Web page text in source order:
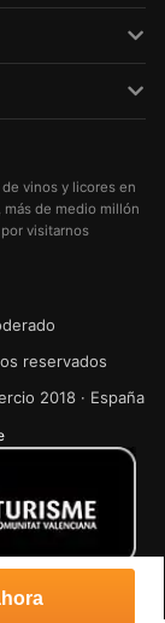
vinos y licores en
más de medio millón
visitarnos
reservados
2018 · España